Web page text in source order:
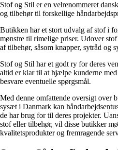
Stof og Stil er en velrenommeret
og tilbehør til forskellige
Butikken har et stort udvalg af stof i
mønstre til rimelige priser. Udover
af tilbehør, såsom knapper, sytråd og
Stof og Stil har et godt ry for deres
altid er klar til at hjælpe kunderne
besvare eventuelle spørgsmål.
Med denne omfattende oversigt over
sysæt i Danmark kan
de har brug for til deres projekter.
stof eller tilbehør, vil disse butikker
kvalitetsprodukter og fremragende